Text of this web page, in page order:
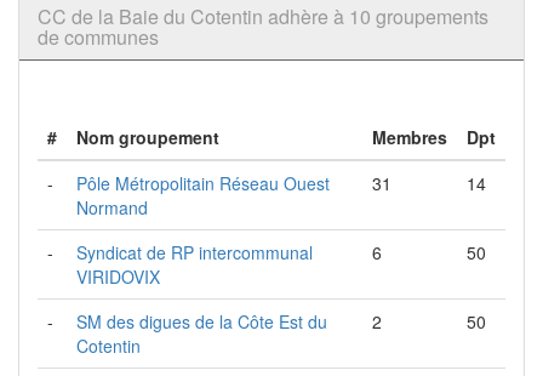
CC de la Baie du Cotentin adhère à 10 groupements
de communes
# Nom groupement Membres
Dpt
-
Pôle Métropolitain Réseau Ouest
Normand
31 14
-
Syndicat de RP intercommunal
VIRIDOVIX
6 50
-
SM des digues de la Côte Est du
Cotentin
2 50